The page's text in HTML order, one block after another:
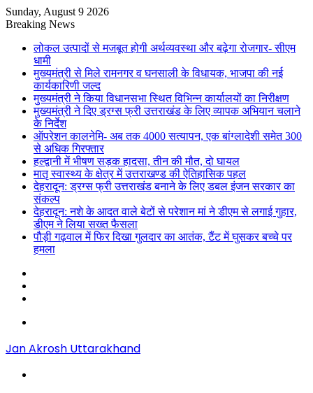
Sunday, August 9 2026
Breaking News
लोकल उत्पादों से मजबूत होगी अर्थव्यवस्था और बढ़ेगा रोजगार- सीएम
धामी
मुख्यमंत्री से मिले रामनगर व घनसाली के विधायक, भाजपा की नई
कार्यकारिणी जल्द
मुख्यमंत्री ने किया विधानसभा स्थित विभिन्न कार्यालयों का निरीक्षण
मुख्यमंत्री ने दिए ड्रग्स फ्री उत्तराखंड के लिए व्यापक अभियान चलाने
के निर्देश
ऑपरेशन कालनेमि- अब तक 4000 सत्यापन, एक बांग्लादेशी समेत 300
से अधिक गिरफ्तार
हल्द्वानी में भीषण सड़क हादसा, तीन की मौत, दो घायल
मातृ स्वास्थ्य के क्षेत्र में उत्तराखण्ड की ऐतिहासिक पहल
देहरादून: ड्रग्स फ्री उत्तराखंड बनाने के लिए डबल इंजन सरकार का
संकल्प
देहरादून: नशे के आदत वाले बेटों से परेशान मां ने डीएम से लगाई गुहार,
डीएम ने लिया सख्त फैसला
पौड़ी गढ़वाल में फिर दिखा गुलदार का आतंक, टैंट में घुसकर बच्चे पर
हमला
Jan Akrosh Uttarakhand